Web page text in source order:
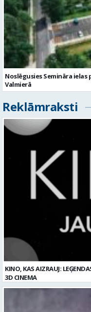
Noslēgusies Semināra
Valmierā
Reklāmraksti